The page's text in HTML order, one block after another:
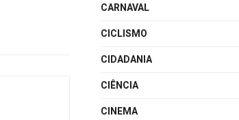
CARNAVAL
CICLISMO
CIDADANIA
CIÊNCIA
CINEMA